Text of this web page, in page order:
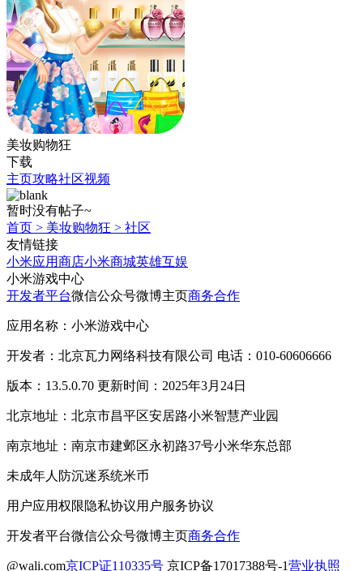
美妆购物狂
下载
主页攻略社区视频
暂时没有帖子~
首页 > 美妆购物狂 > 社区
友情链接
小米应用商店小米商城英雄互娱
小米游戏中心
开发者平台微信公众号微博主页商务合作
应用名称：小米游戏中心
开发者：北京瓦力网络科技有限公司 电话：010-60606666
版本：13.5.0.70 更新时间：2025年3月24日
北京地址：北京市昌平区安居路小米智慧产业园
南京地址：南京市建邺区永初路37号小米华东总部
未成年人防沉迷系统米币
用户应用权限隐私协议用户服务协议
开发者平台微信公众号微博主页商务合作
@wali.com京ICP证110335号 京ICP备17017388号-1营业执照